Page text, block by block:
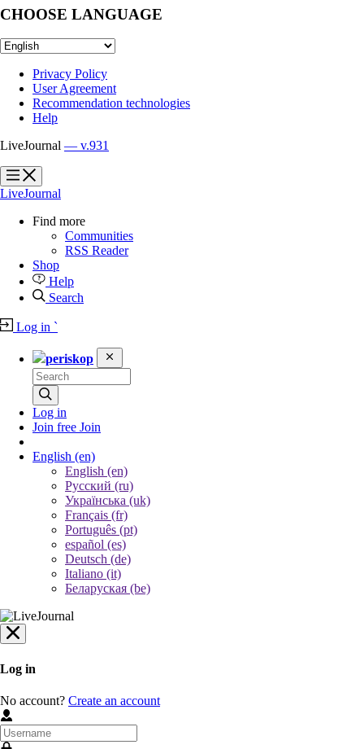
CHOOSE LANGUAGE
Privacy Policy
User Agreement
Recommendation technologies
Help
LiveJournal — v.931
?
?
LiveJournal
Find more
Communities
RSS Reader
Shop
Help
Search
Log in `
periskop
Log in
Join free Join
English (en)
English (en)
Русский (ru)
Українська (uk)
Français (fr)
Português (pt)
español (es)
Deutsch (de)
Italiano (it)
Беларуская (be)
Log in
No account? Create an account